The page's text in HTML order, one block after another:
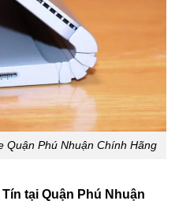
Quận Phú Nhuận Chính Hãng
tại Quận Phú Nhuận